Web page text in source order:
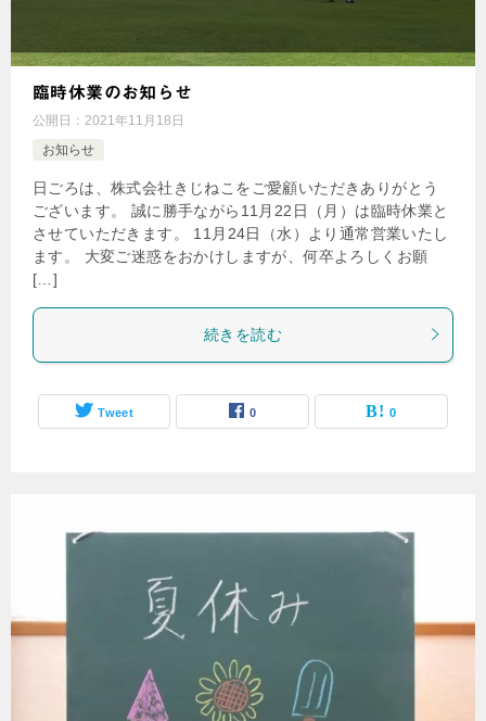
臨時休業のお知らせ
公開日： 2021年11月18日
お知らせ
日ごろは、株式会社きじねこをご愛顧いただきありがとう
ございます。 誠に勝手ながら11月22日（月）は臨時休業と
させていただきます。 11月24日（水）より通常営業いたし
ます。 大変ご迷惑をおかけしますが、何卒よろしくお願
[…]
続きを読む
Tweet 0 0